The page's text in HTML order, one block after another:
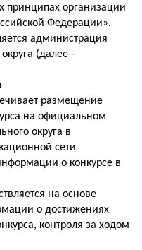
организации
Федерации».
администрация
(далее –
размещение
на официальном
округа в
сети
о конкурсе в
на основе
о достижениях
контроля за ходом